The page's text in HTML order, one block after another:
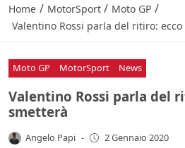
Home / MotorSport / Moto GP /
Valentino Rossi parla del ritiro:
Moto GP MotorSport News
Valentino Rossi parla del
smetterà
Angelo Papi - 2 Gennaio 2020